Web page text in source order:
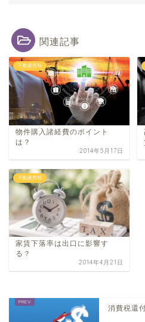
関連記事
不動産売却
物件購入諸経費のポイント
は？
2014年5月17日
不動産売却
家賃下落率は出口に影響す
る？
2014年4月21日
消費税還